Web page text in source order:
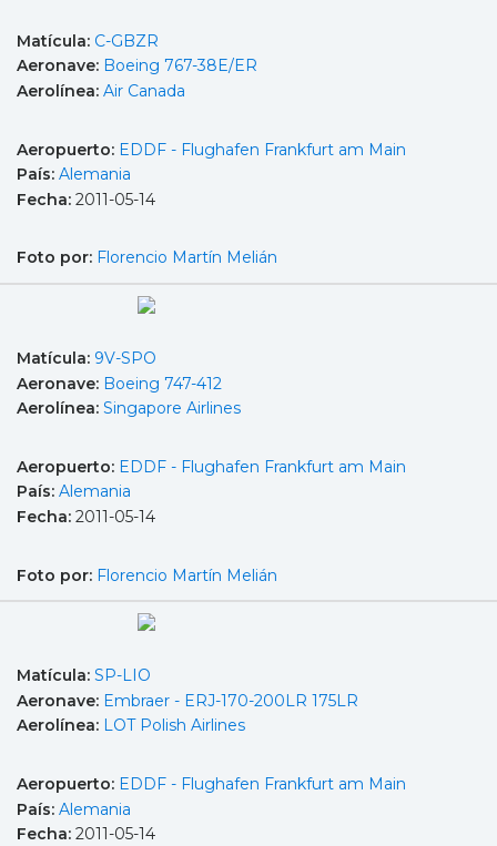
Matícula: C-GBZR
Aeronave: Boeing 767-38E/ER
Aerolínea: Air Canada
Aeropuerto: EDDF - Flughafen Frankfurt am Main
País: Alemania
Fecha: 2011-05-14
Foto por: Florencio Martín Melián
Matícula: 9V-SPO
Aeronave: Boeing 747-412
Aerolínea: Singapore Airlines
Aeropuerto: EDDF - Flughafen Frankfurt am Main
País: Alemania
Fecha: 2011-05-14
Foto por: Florencio Martín Melián
Matícula: SP-LIO
Aeronave: Embraer - ERJ-170-200LR 175LR
Aerolínea: LOT Polish Airlines
Aeropuerto: EDDF - Flughafen Frankfurt am Main
País: Alemania
Fecha: 2011-05-14